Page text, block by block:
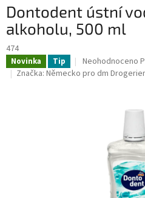
Dontodent ústní
alkoholu, 500 ml
474
Novinka Tip
Průměrné
hodnocení
hvězdiček.
Neohodnoceno
Značka: Německo pro dm